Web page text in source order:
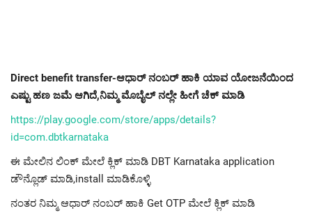
Direct benefit transfer-ಆಧಾರ್ ನಂಬರ್ ಹಾಕಿ ಯಾವ ಯೋಜನೆಯಿಂದ
ಎಷ್ಟು ಹಣ ಜಮೆ ಆಗಿದೆ,ನಿಮ್ಮ ಮೊಬೈಲ್ ನಲ್ಲೇ ಹೀಗೆ ಚೆಕ್ ಮಾಡಿ
https://play.google.com/store/apps/details?
id=com.dbtkarnataka
ಈ ಮೇಲಿನ ಲಿಂಕ್ ಮೇಲೆ ಕ್ಲಿಕ್ ಮಾಡಿ DBT Karnataka application
ಡೌನ್ಲೊಡ್ ಮಾಡಿ,install ಮಾಡಿಕೊಳ್ಳಿ
ನಂತರ ನಿಮ್ಮ ಆಧಾರ್ ನಂಬರ್ ಹಾಕಿ Get OTP ಮೇಲೆ ಕ್ಲಿಕ್ ಮಾಡಿ